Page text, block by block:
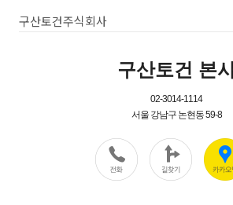
구산토건주식회사